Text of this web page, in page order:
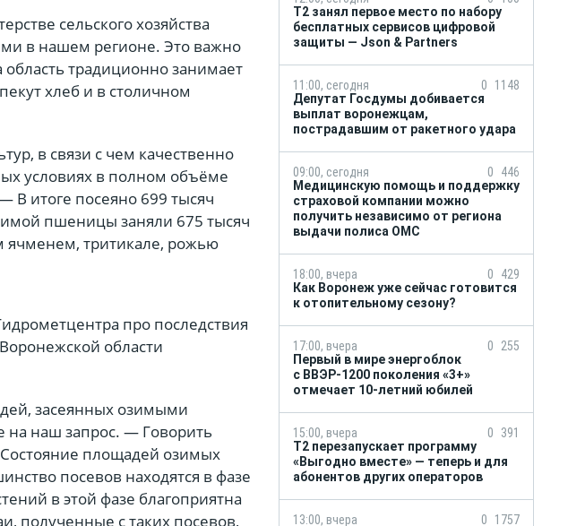
сельского хозяйства
в нашем регионе. Это важно
традиционно занимает
хлеб и в столичном
в связи с чем качественно
условиях в полном объёме
В итоге посеяно 699 тысяч
пшеницы заняли 675 тысяч
ячменем, тритикале, рожью
про последствия
области
засеянных озимыми
на наш запрос. — Говорить
площадей озимых
посевов находятся в фазе
в этой фазе благоприятна
полученные с таких посевов,
Т2 занял первое место по набору
бесплатных сервисов цифровой
защиты — Json & Partners
11:00, сегодня 0
1148
Депутат Госдумы добивается
выплат воронежцам,
пострадавшим от ракетного удара
09:00, сегодня 0
446
Медицинскую помощь и поддержку
страховой компании можно
получить независимо от региона
выдачи полиса ОМС
18:00, вчера 0
429
Как Воронеж уже сейчас готовится
к отопительному сезону?
17:00, вчера 0
255
Первый в мире энергоблок
с ВВЭР-1200 поколения «3+»
отмечает 10-летний юбилей
15:00, вчера 0
391
Т2 перезапускает программу
«Выгодно вместе» — теперь и для
абонентов других операторов
13:00, вчера 0
1757